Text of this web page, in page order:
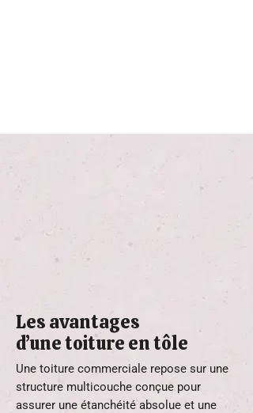
Les avantages
d’une toiture en tôle
Une toiture commerciale repose sur une
structure multicouche conçue pour
assurer une étanchéité absolue et une